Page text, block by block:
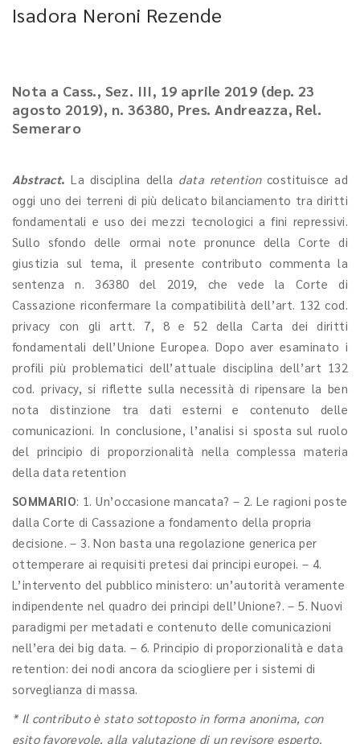
Isadora Neroni Rezende
Nota a Cass., Sez. III, 19 aprile 2019 (dep. 23
agosto 2019), n. 36380, Pres. Andreazza, Rel.
Semeraro
Abstract. La disciplina della data retentioncostituisce ad
oggi uno dei terreni di più delicato bilanciamento tra diritti
fondamentali e uso dei mezzi tecnologici a fini repressivi.
Sullo sfondo delle ormai note pronunce della Corte di
giustizia sul tema, il presente contributo commenta la
sentenza n. 36380 del 2019, che vede la Corte di
Cassazione riconfermare la compatibilità dell’art. 132 cod.
privacy con gli artt. 7, 8 e 52 della Carta dei diritti
fondamentali dell’Unione Europea. Dopo aver esaminato i
profili più problematici dell’attuale disciplina dell’art 132
cod. privacy, si riflette sulla necessità di ripensare la ben
nota distinzione tra dati esterni e contenuto delle
comunicazioni. In conclusione, l’analisi si sposta sul ruolo
del principio di proporzionalità nella complessa materia
della data retention
SOMMARIO: 1. Un’occasione mancata? – 2. Le ragioni poste
dalla Corte di Cassazione a fondamento della propria
decisione. – 3. Non basta una regolazione generica per
ottemperare ai requisiti pretesi dai principi europei. – 4.
L’intervento del pubblico ministero: un’autorità veramente
indipendente nel quadro dei principi dell’Unione?. – 5. Nuovi
paradigmi per metadati e contenuto delle comunicazioni
nell’era dei big data. – 6. Principio di proporzionalità e data
retention: dei nodi ancora da sciogliere per i sistemi di
sorveglianza di massa.
* Il contributo è stato sottoposto in forma anonima, con
esito favorevole, alla valutazione di un revisore esperto.